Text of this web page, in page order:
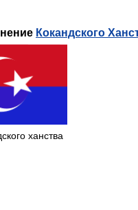
Кокандского
ханства